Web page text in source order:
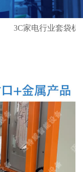
3C家电行业套袋机